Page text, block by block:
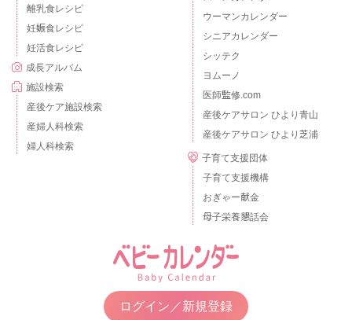
離乳食レシピ
妊娠食レシピ
妊活食レシピ
成長アルバム
施設検索
産後ケア施設検索
産婦人科検索
婦人科検索
ウーマンカレンダー
シニアカレンダー
シッテク
ヨムーノ
医師監修.com
産後ケアサロン ひより青山
産後ケアサロン ひより芝浦
子育て支援団体
子育て支援機構
おぎゃー献金
母子栄養懇話会
ログイン／新規登録